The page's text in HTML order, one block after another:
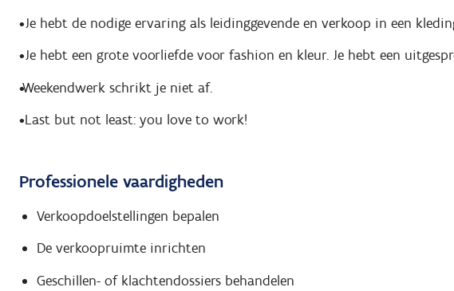
•Je hebt de nodige ervaring als leidinggevende en verkoop in een
•Je hebt een grote voorliefde voor fashion en kleur. Je hebt een
•Weekendwerk schrikt je niet af.
•Last but not least: you love to work!
Professionele vaardigheden
Verkoopdoelstellingen bepalen
De verkoopruimte inrichten
Geschillen- of klachtendossiers behandelen